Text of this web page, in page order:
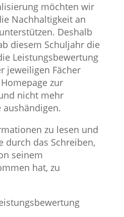
möchten wir
Nachhaltigkeit an
Deshalb
diesem Schuljahr die
Leistungsbewertung
jeweiligen Fächer
zur
nicht mehr
aushändigen.
zu lesen und
durch das Schreiben,
seinem
hat, zu